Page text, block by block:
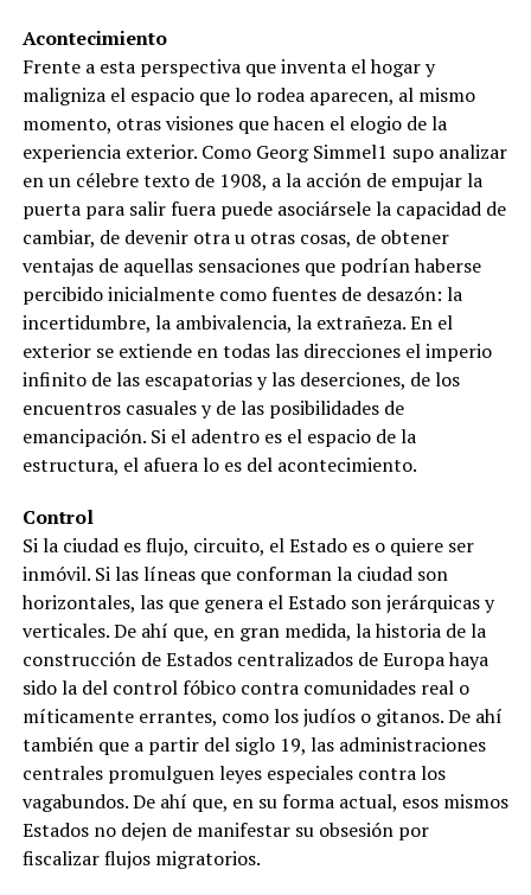
Acontecimiento
Frente a esta perspectiva que inventa el hogar y
maligniza el espacio que lo rodea aparecen, al mismo
momento, otras visiones que hacen el elogio de la
experiencia exterior. Como Georg Simmel1 supo analizar
en un célebre texto de 1908, a la acción de empujar la
puerta para salir fuera puede asociársele la capacidad de
cambiar, de devenir otra u otras cosas, de obtener
ventajas de aquellas sensaciones que podrían haberse
percibido inicialmente como fuentes de desazón: la
incertidumbre, la ambivalencia, la extrañeza. En el
exterior se extiende en todas las direcciones el imperio
infinito de las escapatorias y las deserciones, de los
encuentros casuales y de las posibilidades de
emancipación. Si el adentro es el espacio de la
estructura, el afuera lo es del acontecimiento.
Control
Si la ciudad es flujo, circuito, el Estado es o quiere ser
inmóvil. Si las líneas que conforman la ciudad son
horizontales, las que genera el Estado son jerárquicas y
verticales. De ahí que, en gran medida, la historia de la
construcción de Estados centralizados de Europa haya
sido la del control fóbico contra comunidades real o
míticamente errantes, como los judíos o gitanos. De ahí
también que a partir del siglo 19, las administraciones
centrales promulguen leyes especiales contra los
vagabundos. De ahí que, en su forma actual, esos mismos
Estados no dejen de manifestar su obsesión por
fiscalizar flujos migratorios.